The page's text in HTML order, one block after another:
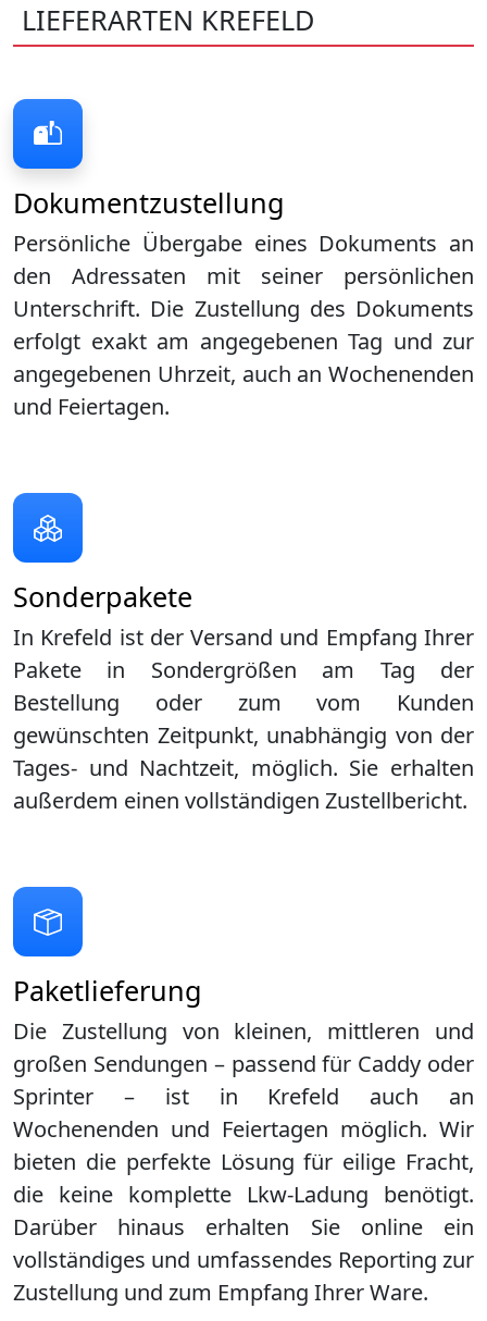
LIEFERARTEN KREFELD
Dokumentzustellung
Persönliche Übergabe eines Dokuments an
den Adressaten mit seiner persönlichen
Unterschrift. Die Zustellung des Dokuments
erfolgt exakt am angegebenen Tag und zur
angegebenen Uhrzeit, auch an Wochenenden
und Feiertagen.
Paketlieferung
Die Zustellung von kleinen, mittleren und
großen Sendungen – passend für Caddy oder
Sprinter – ist in Krefeld auch an
Wochenenden und Feiertagen möglich. Wir
bieten die perfekte Lösung für eilige Fracht,
die keine komplette Lkw-Ladung benötigt.
Darüber hinaus erhalten Sie online ein
vollständiges und umfassendes Reporting zur
Zustellung und zum Empfang Ihrer Ware.
Sonderpakete
In Krefeld ist der Versand und Empfang Ihrer
Pakete in Sondergrößen am Tag der
Bestellung oder zum vom Kunden
gewünschten Zeitpunkt, unabhängig von der
Tages- und Nachtzeit, möglich. Sie erhalten
außerdem einen vollständigen Zustellbericht.